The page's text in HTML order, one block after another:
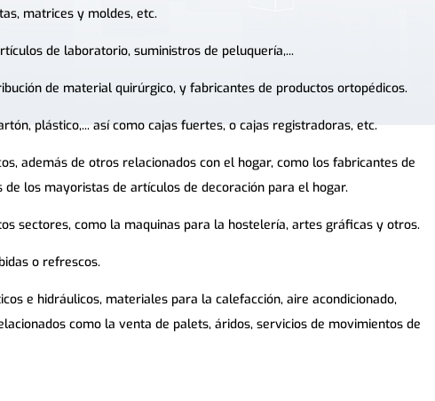
matrices y moldes, etc.
de laboratorio, suministros de peluquería,...
de material quirúrgico, y fabricantes de productos ortopédicos.
plástico,... así como cajas fuertes, o cajas registradoras, etc.
además de otros relacionados con el hogar, como los fabricantes de
los mayoristas de artículos de decoración para el hogar.
sectores, como la maquinas para la hostelería, artes gráficas y otros.
o refrescos.
e hidráulicos, materiales para la calefacción, aire acondicionado,
como la venta de palets, áridos, servicios de movimientos de